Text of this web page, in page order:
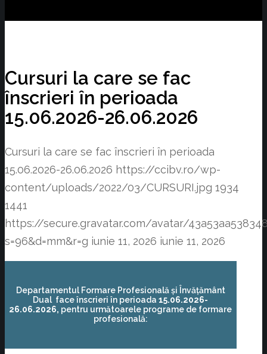
Cursuri la care se fac
înscrieri în perioada
15.06.2026-26.06.2026
Cursuri la care se fac înscrieri în perioada
15.06.2026-26.06.2026 https://ccibv.ro/wp-
content/uploads/2022/03/CURSURI.jpg 1934
1441
https://secure.gravatar.com/avatar/
s=96&d=mm&r=g iunie 11, 2026 iunie 11, 2026
Departamentul Formare Profesională și Învățământ
Dual face înscrieri în perioada15.06.2026-
26.06.2026, pentru următoarele programe de formare
profesională: